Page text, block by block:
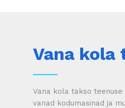
Vana kola
Vana kola takso
vanad kodumasinad ja